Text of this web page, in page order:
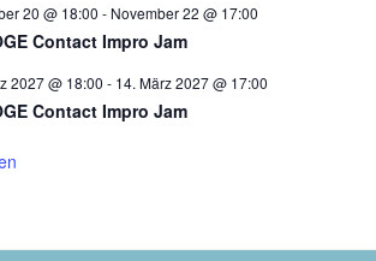
20 @ 18:00 - November 22 @ 17:00
Contact Impro Jam
2027 @ 18:00 - 14. März 2027 @ 17:00
Contact Impro Jam